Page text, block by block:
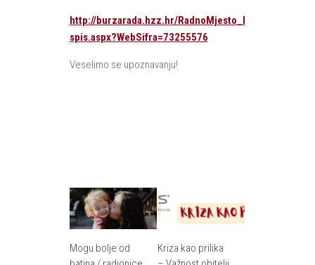
http://burzarada.hzz.hr/RadnoMjesto_I
spis.aspx?WebSifra=73255576
Veselimo se upoznavanju!
Mogu bolje od
Kriza kao prilika